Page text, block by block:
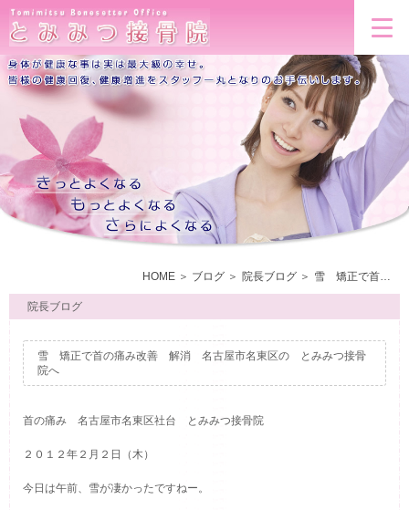
HOME ブログ 院長ブログ 雪 矯正で首の痛み改善 解消 名古屋市名東区の とみみつ接骨院へ
院長ブログ
雪 矯正で首の痛み改善 解消 名古屋市名東区の とみみつ接骨
院へ
首の痛み 名古屋市名東区社台 とみみつ接骨院
２０１２年２月２日（木）
今日は午前、雪が凄かったですねー。